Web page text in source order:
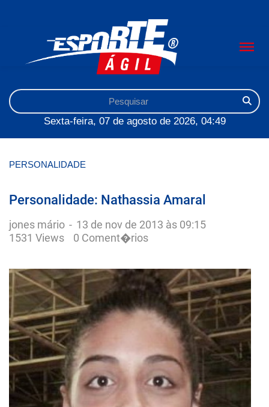
Sexta-feira, 07 de agosto de 2026, 04:49
PERSONALIDADE
Personalidade: Nathassia Amaral
jones mário - 13 de nov de 2013 às 09:15
1531 Views
0 Coment�rios